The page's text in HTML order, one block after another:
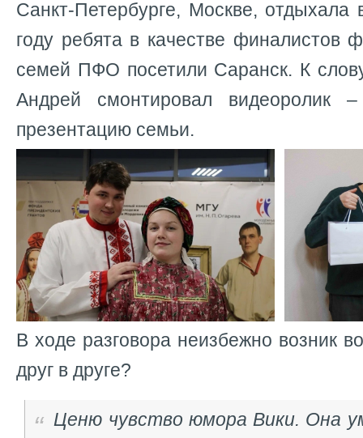
Санкт-Петербурге, Москве,
году ребята в качестве финалистов
семей ПФО посетили Саранск. К
Андрей смонтировал видеоролик
презентацию семьи.
В ходе разговора неизбежно возник
друг в друге?
Ценю чувство юмора Вики. Она